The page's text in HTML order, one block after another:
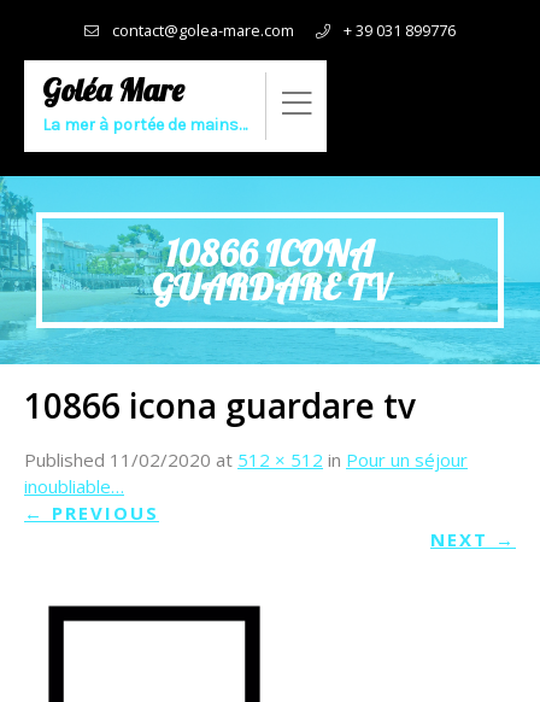
contact@golea-mare.com + 39 031 899776
Goléa Mare
La mer à portée de mains…
10866 ICONA
GUARDARE TV
10866 icona guardare tv
Published 11/02/2020 at 512 × 512 in Pour un séjour
inoubliable…
← PREVIOUS
NEXT →